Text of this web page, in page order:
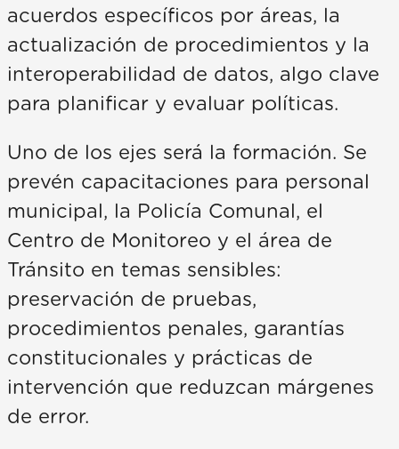
acuerdos específicos por áreas, la
actualización de procedimientos y la
interoperabilidad de datos, algo clave
para planificar y evaluar políticas.
Uno de los ejes será la formación. Se
prevén capacitaciones para personal
municipal, la Policía Comunal, el
Centro de Monitoreo y el área de
Tránsito en temas sensibles:
preservación de pruebas,
procedimientos penales, garantías
constitucionales y prácticas de
intervención que reduzcan márgenes
de error.